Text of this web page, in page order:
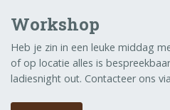
Workshop
Heb je zin in een leuke middag
of op locatie alles is
ladiesnight out. Contacteer ons